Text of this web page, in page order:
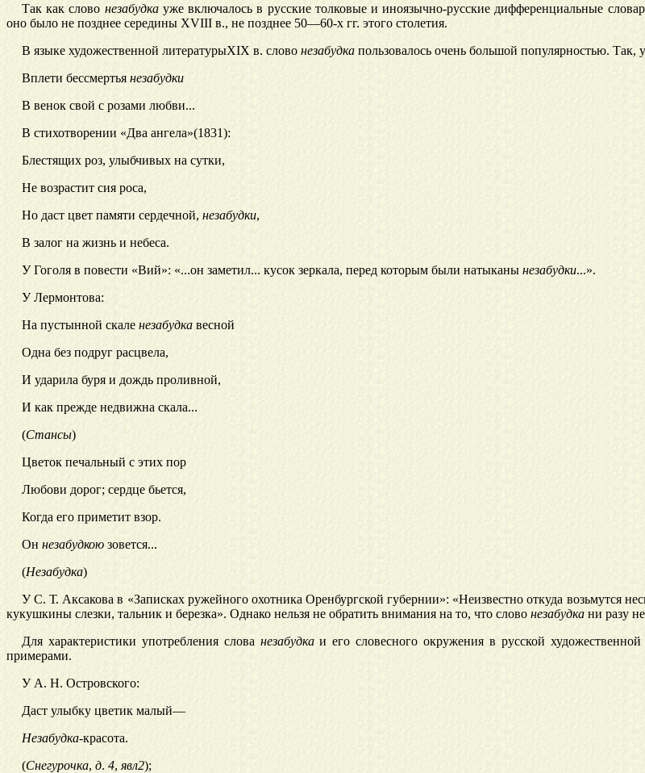
Так как слово незабудкауже включалось в русские толковые и иноязычно-русские дифференциальные
оно было не позднее середины XVIII в., не позднее 50—60-х гг. этого столетия.
В языке художественной литературыXIX в. слово незабудкапользовалось очень большой популярностью.
Вплети бессмертья незабудки
В венок свой с розами любви...
В стихотворении «Два ангела»(1831):
Блестящих роз, улыбчивых на сутки,
Не возрастит сия роса,
Но даст цвет памяти сердечной, незабудки,
В залог на жизнь и небеса.
У Гоголя в повести «Вий»: «...он заметил... кусок зеркала, перед которым были натыканы незабудки...».
У Лермонтова:
На пустынной скале незабудкавесной
Одна без подруг расцвела,
И ударила буря и дождь проливной,
И как прежде недвижна скала...
(Стансы)
Цветок печальный с этих пор
Любови дорог; сердце бьется,
Когда его приметит взор.
Он незабудкоюзовется...
(Незабудка)
У С. Т. Аксакова в «Записках ружейного охотника Оренбургской губернии»: «Неизвестно откуда возьмутся
кукушкины слезки, тальник и березка». Однако нельзя не обратить внимания на то, что слово незабудка ни разу
Для характеристики употребления слова незабудкаи его словесного окружения в русской
примерами.
У А. Н. Островского:
Даст улыбку цветик малый—
Незабудка-красота.
(Снегурочка, д. 4, явл2);